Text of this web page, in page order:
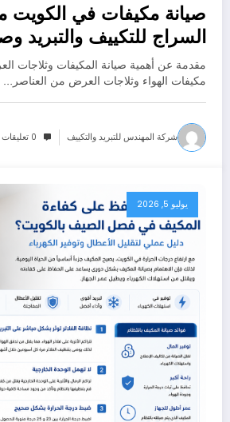
صيانة مكيفات في الكويت
السراج للتكييف والتبريد
العرض
مقدمة عن أهمية صيانة المكيفات وثلاجات
مكيفات الهواء وثلاجات العرض من العناصر…
شركة المهندس للتبريد والتكييف 0 تعليقات
يوليو 5, 2026